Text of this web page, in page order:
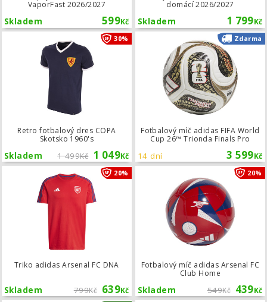
VaporFast 2026/2027
599Kč
Skladem
domácí 2026/2027
1 799Kč
Skladem
Retro fotbalový dres COPA
Skotsko 1960's
1 499Kč 1 049Kč
Skladem
30% Retro fotbalový dres COPA Skotsko
Fotbalový míč adidas FIFA World
Cup 26™ Trionda Finals Pro
3 599Kč
14 dní
Zdarma
Triko adidas Arsenal FC DNA
799Kč 639Kč
Skladem
20% Triko adidas Arsenal FC DNA
Fotbalový míč adidas Arsenal FC
Club Home
549Kč 439Kč
Skladem
20%